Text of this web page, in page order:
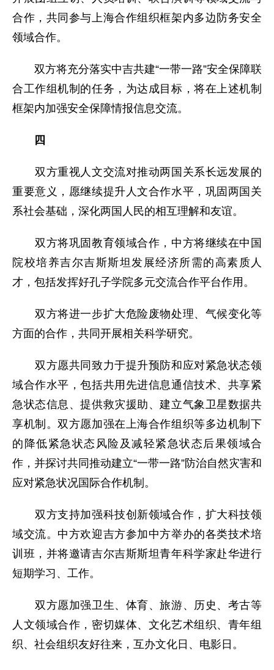
合作，共同参与上海合作组织框架内多边防务安全
领域合作。
双方将充分落实中吉共建“一带一路”安全保障联
合工作组机制的任务，为达成目标，将在上述机制
框架内加强安全保障情报信息交流。
四
双方重视人文交流对推动两国关系长远发展的
重要意义，愿继续提升人文合作水平，巩固两国关
系社会基础，深化两国人民的相互理解和友谊。
双方将巩固教育领域合作，中方将继续在中国
院校培养吉尔吉斯斯坦发展经济所需的高素质人
才，包括发挥好孔子学院多元交流合作平台作用。
双方将进一步扩大危险废物处理、气候变化等
方面的合作，共同开展相关科学研究。
双方愿共同致力于提升预防和应对紧急状态领
域合作水平，包括共用先进信息通信技术、共享紧
急状态信息、提供救灾援助、建立气象卫星数据共
享机制。双方愿加强在上海合作组织等多边机制下
的降低紧急状态风险及减轻紧急状态后果领域合
作，并探讨共同推动建立“一带一路”防治自然灾害和
应对紧急状况国际合作机制。
双方支持加强科技创新领域合作，扩大科技领
域交流。中方欢迎吉方参加中方举办的各类技术培
训班，并将邀请吉尔吉斯斯坦青年科学家赴华进行
短期学习、工作。
双方愿加强卫生、体育、旅游、历史、考古等
人文领域合作，密切媒体、文化艺术组织、青年组
织、社会组织友好往来，互办文化日、电影日。